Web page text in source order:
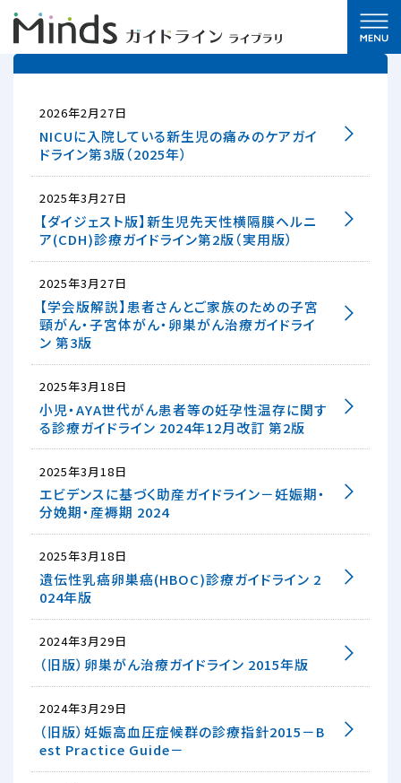
2026年2月27日
NICUに入院している新生児の痛みのケアガイ
ドライン第3版（2025年）
2025年3月27日
【ダイジェスト版】新生児先天性横隔膜ヘルニ
ア(CDH)診療ガイドライン第2版（実用版）
2025年3月27日
【学会版解説】患者さんとご家族のための子宮
頸がん・子宮体がん・卵巣がん治療ガイドライ
ン 第3版
2025年3月18日
小児・AYA世代がん患者等の妊孕性温存に関す
る診療ガイドライン 2024年12月改訂 第2版
2025年3月18日
エビデンスに基づく助産ガイドライン－妊娠期・
分娩期・産褥期 2024
2025年3月18日
遺伝性乳癌卵巣癌(HBOC)診療ガイドライン 2
024年版
2024年3月29日
（旧版）卵巣がん治療ガイドライン 2015年版
2024年3月29日
（旧版）妊娠高血圧症候群の診療指針2015－B
est Practice Guide－